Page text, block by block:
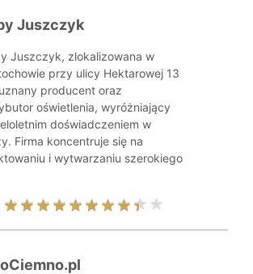
Juszczyk
Juszczyk, zlokalizowana w
przy ulicy Hektarowej 13
producent oraz
oświetlenia, wyróżniający
doświadczeniem w
Firma koncentruje się na
i wytwarzaniu szerokiego